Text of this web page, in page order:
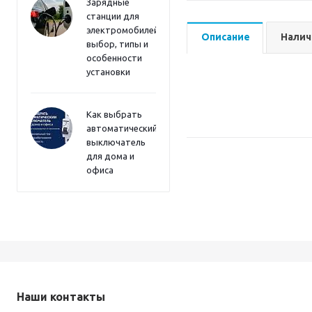
Зарядные
станции для
электромобилей:
выбор, типы и
особенности
установки
Как выбрать
автоматический
выключатель
для дома и
офиса
Описание
Наши контакты